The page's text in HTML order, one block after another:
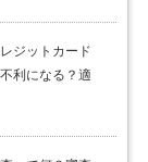
ジットカード
利になる？適